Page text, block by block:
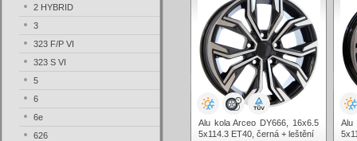
Alu kola Arceo DY666, 16x6.5
5x114.3 ET40, černá + leštění
Alu
2 HYBRID
3
323 F/P VI
323 S VI
5
6
6e
626